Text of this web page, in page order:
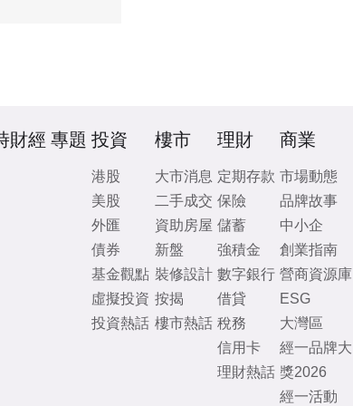
財經 專題 投資
港股
美股
外匯
債券
基金觀點
虛擬投資
投資熱話
樓市
大市消息
二手成交
資助房屋
新盤
裝修設計
按揭
樓市熱話
理財
定期存款
保險
儲蓄
強積金
數字銀行
借貸
稅務
信用卡
理財熱話
商業
市場動態
品牌故事
中小企
創業指南
營商資源庫
ESG
大灣區
經一品牌大
獎2026
經一活動